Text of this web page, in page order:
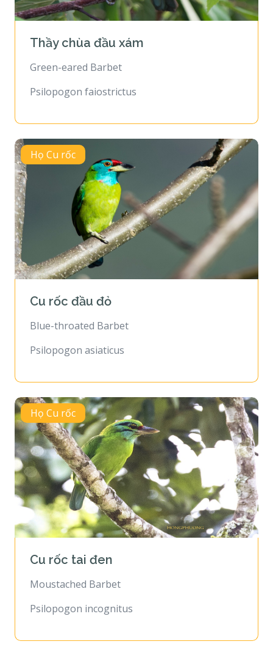
Thầy chùa đầu xám
Green-eared Barbet
Psilopogon faiostrictus
Họ Cu rốc
Cu rốc đầu đỏ
Blue-throated Barbet
Psilopogon asiaticus
Họ Cu rốc
Cu rốc tai đen
Moustached Barbet
Psilopogon incognitus